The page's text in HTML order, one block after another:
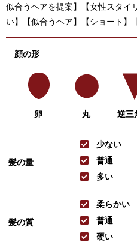
似合うヘアを提案】【女性スタイ
い】【似合うヘア】【ショート】
顔の形
卵 丸 逆三
髪の量
少ない
普通
多い
髪の質
柔らかい
普通
硬い